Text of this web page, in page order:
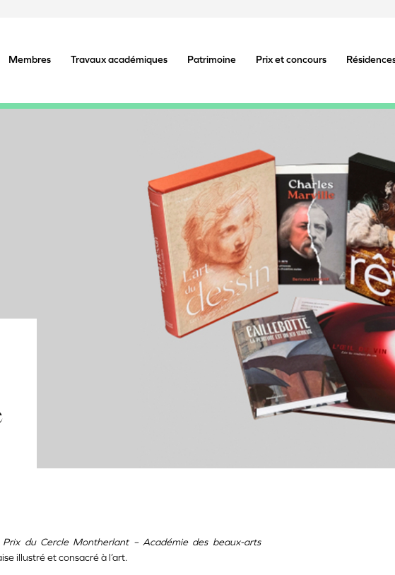
Membres Travaux académiques Patrimoine Prix et concours
Prix du Cercle Montherlant – Académie des beaux-arts
illustré et consacré à l’art.